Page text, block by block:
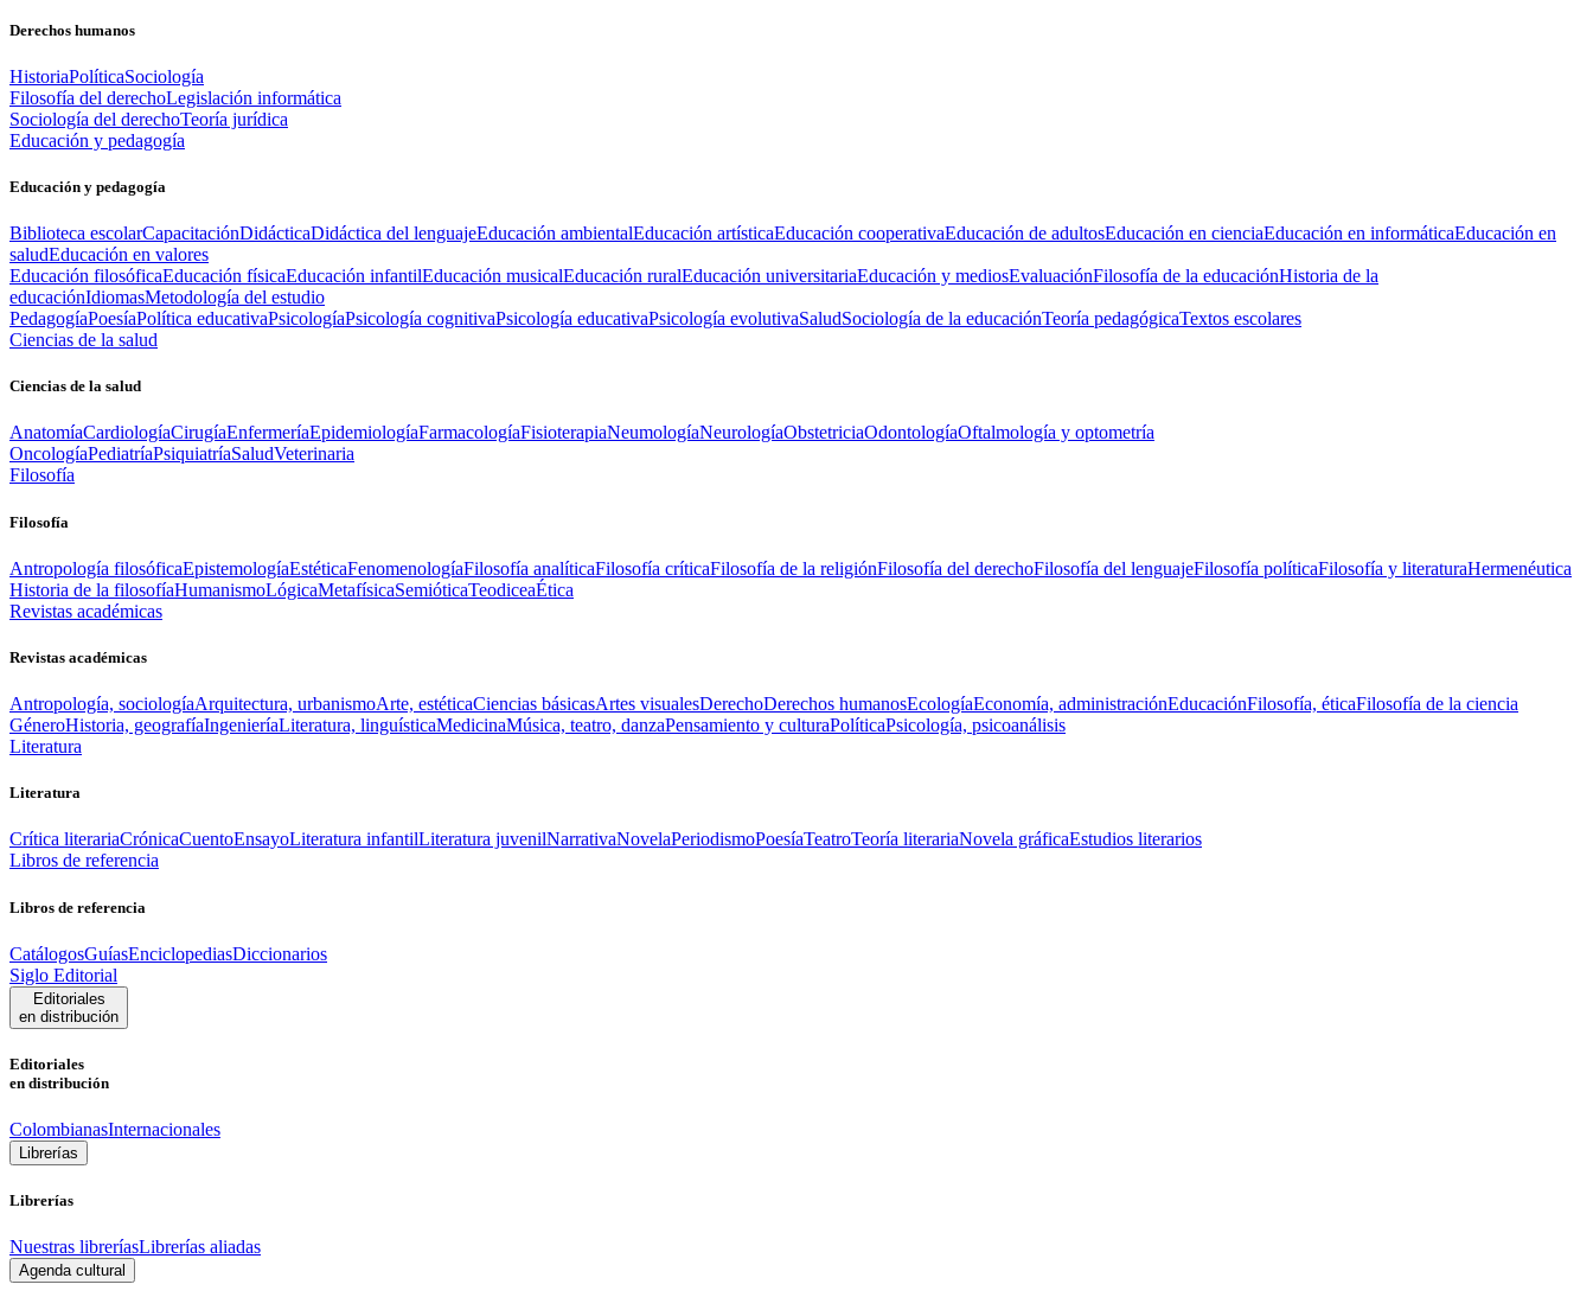
Derechos humanos
HistoriaPolíticaSociología
Filosofía del derechoLegislación informática
Sociología del derechoTeoría jurídica
Educación y pedagogía
Educación y pedagogía
Biblioteca escolarCapacitaciónDidácticaDidáctica del lenguajeEducación ambientalEducación artísticaEducación cooperativaEducación de adultosEducación en cienciaEducación en informáticaEducación en
saludEducación en valores
Educación filosóficaEducación físicaEducación infantilEducación musicalEducación ruralEducación universitariaEducación y mediosEvaluaciónFilosofía de la educaciónHistoria de la
educaciónIdiomasMetodología del estudio
PedagogíaPoesíaPolítica educativaPsicologíaPsicología cognitivaPsicología educativaPsicología evolutivaSaludSociología de la educaciónTeoría pedagógicaTextos escolares
Ciencias de la salud
Ciencias de la salud
AnatomíaCardiologíaCirugíaEnfermeríaEpidemiologíaFarmacologíaFisioterapiaNeumologíaNeurologíaObstetriciaOdontologíaOftalmología y optometría
OncologíaPediatríaPsiquiatríaSaludVeterinaria
Filosofía
Filosofía
Antropología filosóficaEpistemologíaEstéticaFenomenologíaFilosofía analíticaFilosofía críticaFilosofía de la religiónFilosofía del derechoFilosofía del lenguajeFilosofía políticaFilosofía y literaturaHermenéutica
Historia de la filosofíaHumanismoLógicaMetafísicaSemióticaTeodiceaÉtica
Revistas académicas
Revistas académicas
Antropología, sociologíaArquitectura, urbanismoArte, estéticaCiencias básicasArtes visualesDerechoDerechos humanosEcologíaEconomía, administraciónEducaciónFilosofía, éticaFilosofía de la ciencia
GéneroHistoria, geografíaIngenieríaLiteratura, linguísticaMedicinaMúsica, teatro, danzaPensamiento y culturaPolíticaPsicología, psicoanálisis
Literatura
Literatura
Crítica literariaCrónicaCuentoEnsayoLiteratura infantilLiteratura juvenilNarrativaNovelaPeriodismoPoesíaTeatroTeoría literariaNovela gráficaEstudios literarios
Libros de referencia
Libros de referencia
CatálogosGuíasEnciclopediasDiccionarios
Siglo Editorial
Editoriales
en distribución
Editoriales
en distribución
ColombianasInternacionales
Librerías
Librerías
Nuestras libreríasLibrerías aliadas
Agenda cultural